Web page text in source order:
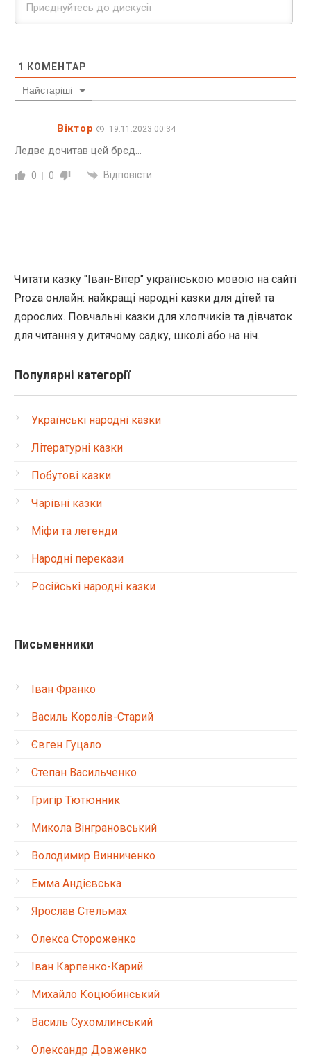
1 КОМЕНТАР
Найстаріші
Віктор 19.11.2023 00:34
Ледве дочитав цей брєд…
0 0 Відповісти
Читати казку "Іван-Вітер" українською мовою на сайті
Proza онлайн: найкращі народні казки для дітей та
дорослих. Повчальні казки для хлопчиків та дівчаток
для читання у дитячому садку, школі або на ніч.
Популярні категорії
Українські народні казки
Літературні казки
Побутові казки
Чарівні казки
Міфи та легенди
Народні перекази
Російські народні казки
Письменники
Іван Франко
Василь Королів-Старий
Євген Гуцало
Степан Васильченко
Григір Тютюнник
Микола Вінграновський
Володимир Винниченко
Емма Андієвська
Ярослав Стельмах
Олекса Стороженко
Іван Карпенко-Карий
Михайло Коцюбинський
Василь Сухомлинський
Олександр Довженко